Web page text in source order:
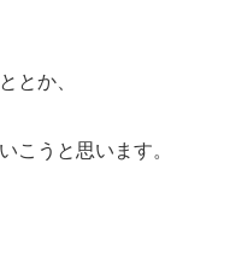
とか、
こうと思います。